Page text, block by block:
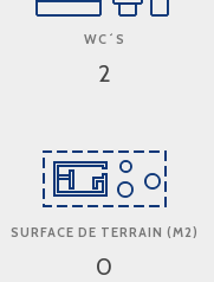
WC´S
2
SURFACE DE TERRAIN (M2)
0